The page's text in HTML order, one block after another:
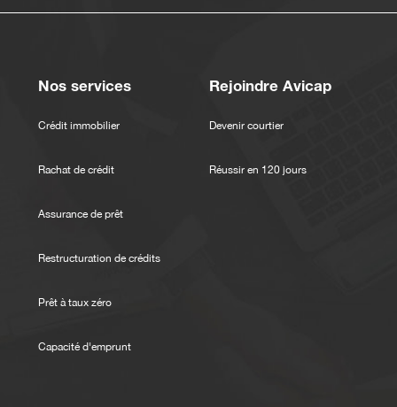
Nos services
Crédit immobilier
Rachat de crédit
Assurance de prêt
Restructuration de crédits
Prêt à taux zéro
Capacité d'emprunt
Rejoindre Avicap
Devenir courtier
Réussir en 120 jours